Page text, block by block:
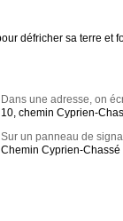
défricher sa terre et
Dans une adresse, on
10, chemin Cyprien-
Sur un panneau de
Chemin Cyprien-Chassé